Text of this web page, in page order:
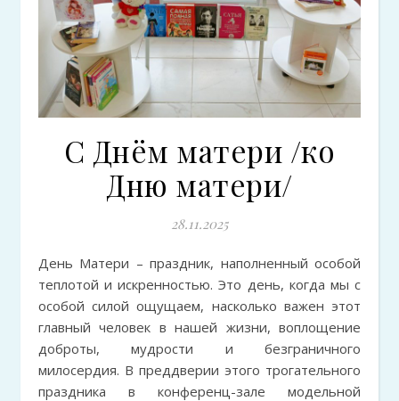
С Днём матери /ко
Дню матери/
28.11.2025
День Матери – праздник, наполненный особой
теплотой и искренностью. Это день, когда мы с
особой силой ощущаем, насколько важен этот
главный человек в нашей жизни, воплощение
доброты, мудрости и безграничного
милосердия. В преддверии этого трогательного
праздника в конференц-зале модельной